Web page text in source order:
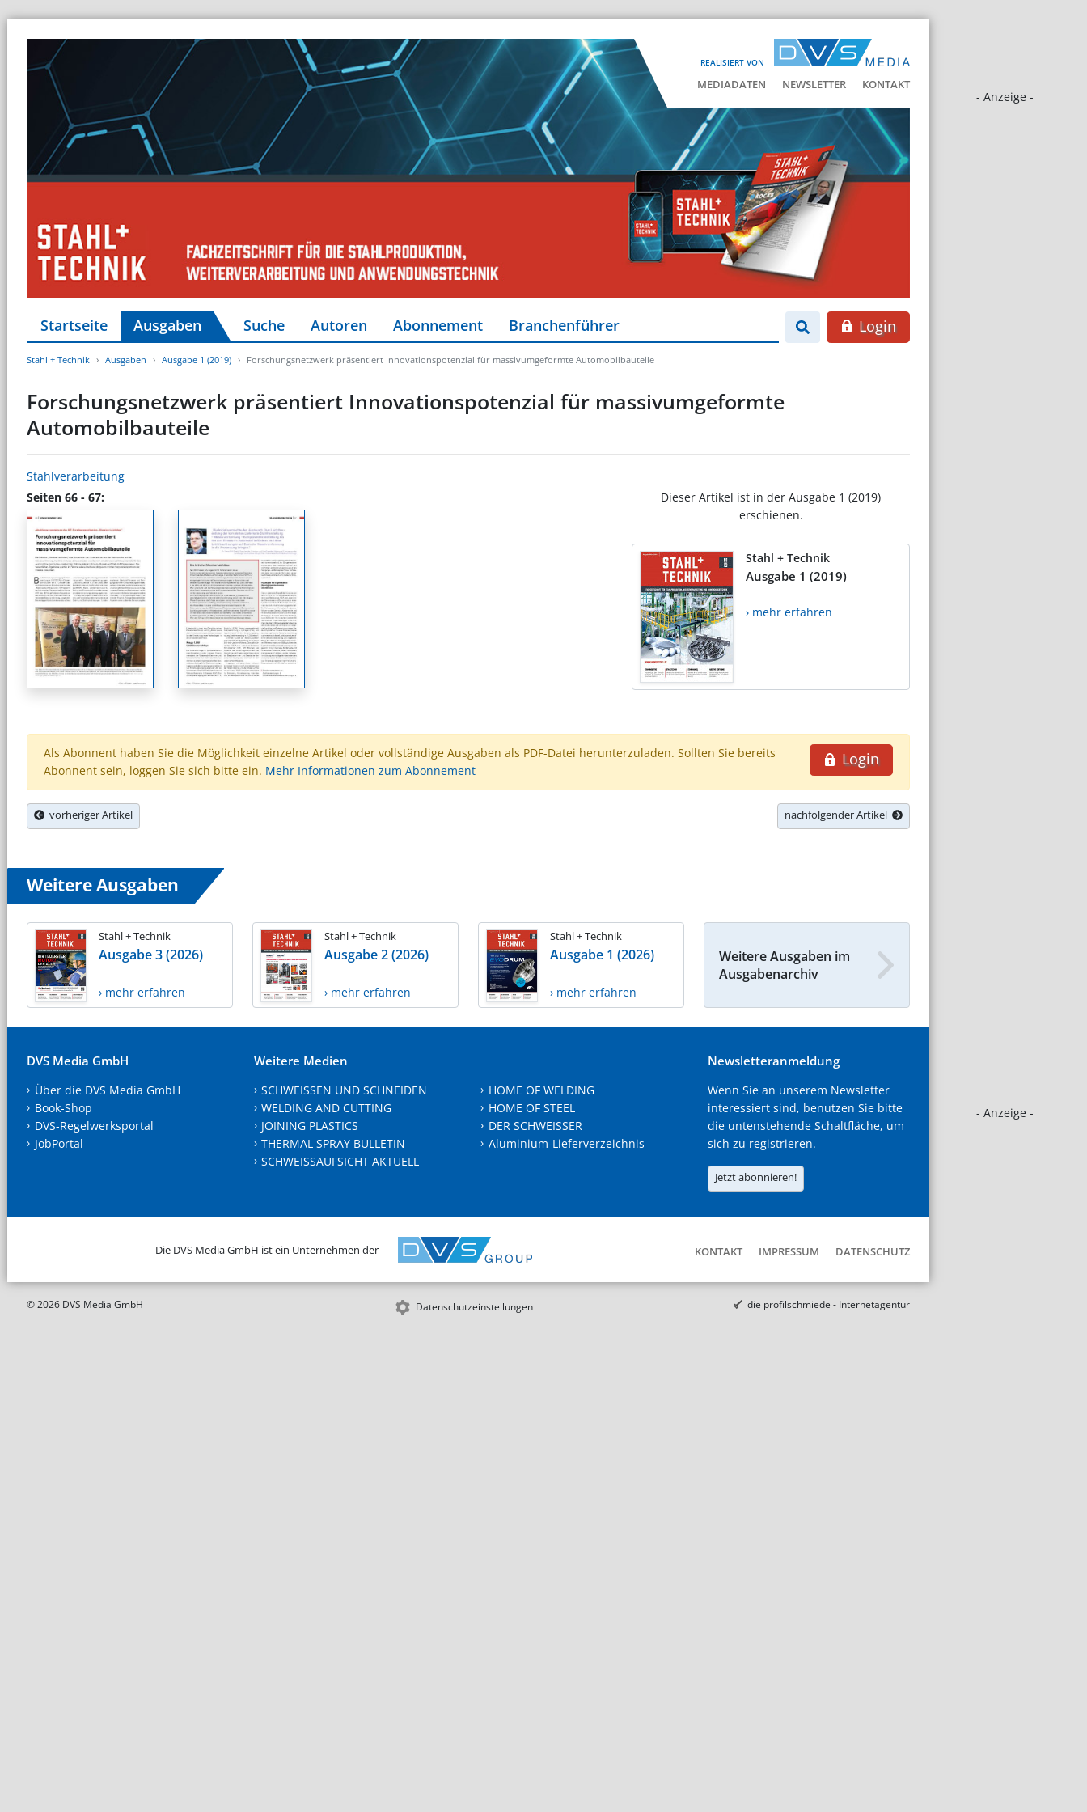
REALISIERT VON
MEDIADATEN NEWSLETTER KONTAKT
- Anzeige -
- Anzeige -
Startseite Ausgaben Suche Autoren Abonnement Branchenführer Login
Stahl + Technik Ausgaben Ausgabe 1 (2019) Forschungsnetzwerk präsentiert Innovationspotenzial für massivumgeformte Automobilbauteile
Forschungsnetzwerk präsentiert Innovationspotenzial für massivumgeformte
Automobilbauteile
Stahlverarbeitung
Seiten 66 - 67:
Dieser Artikel ist in der Ausgabe 1 (2019)
erschienen.
Stahl + Technik
Ausgabe 1 (2019)
› mehr erfahren
Login
Als Abonnent haben Sie die Möglichkeit einzelne Artikel oder vollständige Ausgaben als PDF-Datei herunterzuladen. Sollten Sie bereits
Abonnent sein, loggen Sie sich bitte ein. Mehr Informationen zum Abonnement
vorheriger Artikel nachfolgender Artikel
Weitere Ausgaben
Stahl + Technik
Ausgabe 3 (2026)
› mehr erfahren
Stahl + Technik
Ausgabe 2 (2026)
› mehr erfahren
Stahl + Technik
Ausgabe 1 (2026)
› mehr erfahren
Weitere Ausgaben im
Ausgabenarchiv
DVS Media GmbH
Über die DVS Media GmbH
Book-Shop
DVS-Regelwerksportal
JobPortal
Weitere Medien
SCHWEISSEN UND SCHNEIDEN
WELDING AND CUTTING
JOINING PLASTICS
THERMAL SPRAY BULLETIN
SCHWEISSAUFSICHT AKTUELL
HOME OF WELDING
HOME OF STEEL
DER SCHWEISSER
Aluminium-Lieferverzeichnis
Newsletteranmeldung
Wenn Sie an unserem Newsletter
interessiert sind, benutzen Sie bitte
die untenstehende Schaltfläche, um
sich zu registrieren.
Jetzt abonnieren!
Die DVS Media GmbH ist ein Unternehmen der KONTAKT IMPRESSUM DATENSCHUTZ
© 2026 DVS Media GmbH Datenschutzeinstellungen die profilschmiede - Internetagentur